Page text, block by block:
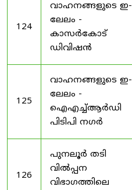
124
വാഹനങ്ങളുടെ ഇ-
ലേലം -
കാസർകോട്
ഡിവിഷൻ
125
വാഹനങ്ങളുടെ ഇ-
ലേലം -
ഐഎച്ച്ആർഡി
പിടിപി നഗർ
126
പുനലൂർ തടി
വിൽപ്പന
വിഭാഗത്തിലെ